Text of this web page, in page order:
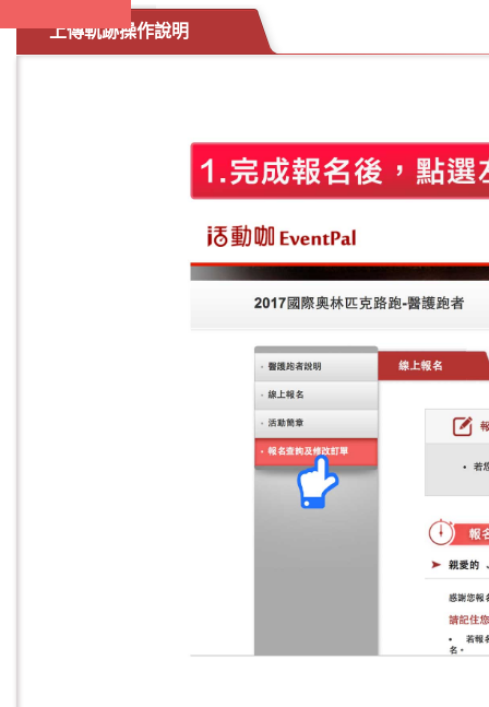
上傳軌跡操作說明